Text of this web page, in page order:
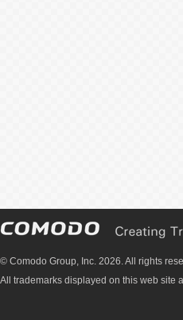
© Comodo Group, Inc. 2026. All rights
All trademarks displayed on this web site